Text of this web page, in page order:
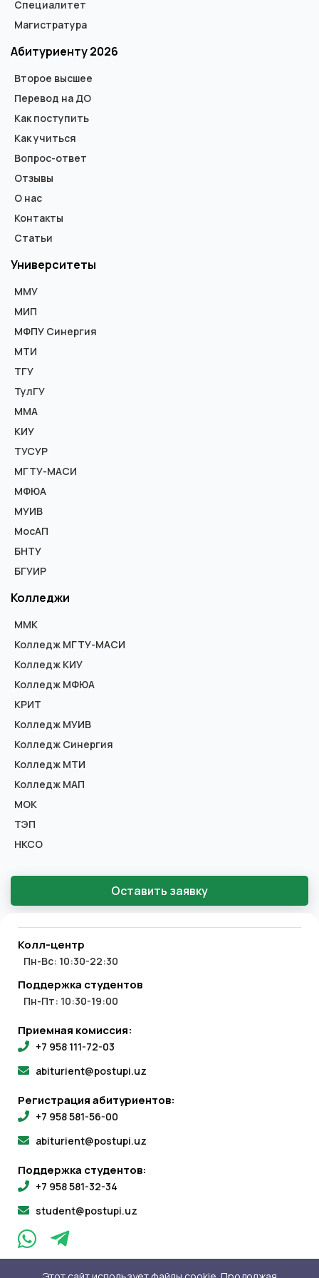
Специалитет
Магистратура
Абитуриенту 2026
Второе высшее
Перевод на ДО
Как поступить
Как учиться
Вопрос-ответ
Отзывы
О нас
Контакты
Статьи
Университеты
ММУ
МИП
МФПУ Синергия
МТИ
ТГУ
ТулГУ
ММА
КИУ
ТУСУР
МГТУ-МАСИ
МФЮА
МУИВ
МосАП
БНТУ
БГУИР
Колледжи
ММК
Колледж МГТУ-МАСИ
Колледж КИУ
Колледж МФЮА
КРИТ
Колледж МУИВ
Колледж Синергия
Колледж МТИ
Колледж МАП
МОК
ТЭП
НКСО
Оставить заявку
Колл-центр
Пн-Вс: 10:30-22:30
Поддержка студентов
Пн-Пт: 10:30-19:00
Приемная комиссия:
+7 958 111-72-03
abiturient@postupi.uz
Регистрация абитуриентов:
+7 958 581-56-00
abiturient@postupi.uz
Поддержка студентов:
+7 958 581-32-34
student@postupi.uz